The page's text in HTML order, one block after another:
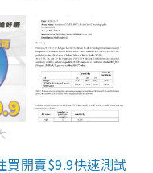
買開賣$9.9快速測試